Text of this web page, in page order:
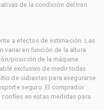
de la condición del tren
a efectos de estimación. Las
variar en función de la altura
posición de la máquina
exclusivo de medir todas
de subastas para asegurarse
seguro. El comprador
en estas medidas para